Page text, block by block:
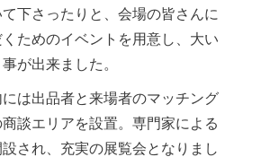
下さったりと、会場の皆さんに
ためのイベントを用意し、大い
が出来ました。
は出品者と来場者のマッチング
談エリアを設置。専門家による
され、充実の展覧会となりまし